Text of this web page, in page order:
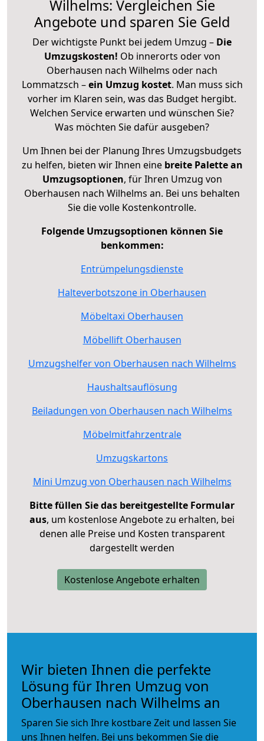
Wilhelms: Vergleichen Sie
Angebote und sparen Sie Geld
Der wichtigste Punkt bei jedem Umzug – Die
Umzugskosten! Ob innerorts oder von
Oberhausen nach Wilhelms oder nach
Lommatzsch –ein Umzug kostet. Man muss sich
vorher im Klaren sein, was das Budget hergibt.
Welchen Service erwarten und wünschen Sie?
Was möchten Sie dafür ausgeben?
Um Ihnen bei der Planung Ihres Umzugsbudgets
zu helfen, bieten wir Ihnen eine breite Palette an
Umzugsoptionen, für Ihren Umzug von
Oberhausen nach Wilhelms an. Bei uns behalten
Sie die volle Kostenkontrolle.
Folgende Umzugsoptionen können Sie
benkommen:
Entrümpelungsdienste
Halteverbotszone in Oberhausen
Möbeltaxi Oberhausen
Möbellift Oberhausen
Umzugshelfer von Oberhausen nach Wilhelms
Haushaltsauflösung
Beiladungen von Oberhausen nach Wilhelms
Möbelmitfahrzentrale
Umzugskartons
Mini Umzug von Oberhausen nach Wilhelms
Bitte füllen Sie das bereitgestellte Formular
aus, um kostenlose Angebote zu erhalten, bei
denen alle Preise und Kosten transparent
dargestellt werden
Kostenlose Angebote erhalten
Wir bieten Ihnen die perfekte
Lösung für Ihren Umzug von
Oberhausen nach Wilhelms an
Sparen Sie sich Ihre kostbare Zeit und lassen Sie
uns Ihnen helfen. Bei uns bekommen Sie die